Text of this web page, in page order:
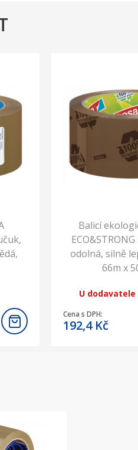
Balicí
odolná, silně
66m x
U dodavatele
Cena s DPH:
192,4 Kč